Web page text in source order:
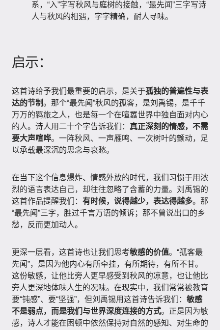
系，“入”字写秋风与庭树的接触，“最先闻”三字写诗
人与秋风的相遇，字字精确，耐人寻味。
启示：
这首诗给予我们最重要的启示，是关于孤独的普遍性与表
达的节制。那个“最先闻”秋风的孤客，是刘禹锡，是千千
万万的羁旅之人，也是每一个在喧嚣世界中独自面对内心
的人。诗人用二十个字告诉我们： 真正深刻的情感，不需
要大声喧哗。一阵秋风、一声雁鸣、一次树叶的颤动，足
以承载最深沉的思念与哀愁。
在当下这个信息爆炸、情感外放的时代，我们习惯于用浓
烈的语言表达自己，却往往忽略了含蓄的力量。刘禹锡的
这首作品提醒我们： 有时候，说得越少，表达得越多。那
“最先闻”三字，胜过千言万语的倾诉；那不曾说出口的乡
愁，反而更加动人。
更深一层看，这首诗也让我们思考敏感的价值。“孤客最
先闻”，是因为他内心有所牵挂，有所期待，有所不甘。
这份敏感，让他比旁人更早感受到秋风的凉意，也让他比
旁人更深地体味人生的况味。在现实中，我们常常被教育
要“钝感”、要“坚强”，但刘禹锡用这首诗告诉我们： 敏感
不是弱点，而是我们与世界深度连接的方式。正是因为敏
感，诗人才能在困顿中依然保持对自然的感知、对生命的